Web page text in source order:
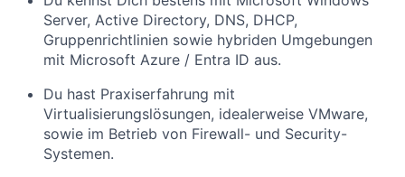
Server, Active Directory, DNS, DHCP,
Gruppenrichtlinien sowie hybriden Umgebungen
mit Microsoft Azure / Entra ID aus.
Du hast Praxiserfahrung mit
Virtualisierungslösungen, idealerweise VMware,
sowie im Betrieb von Firewall- und Security-
Systemen.